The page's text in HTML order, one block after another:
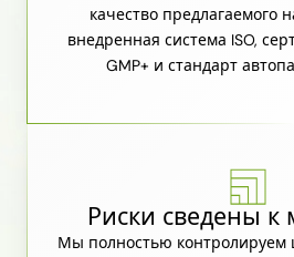
качество предлагаемого
внедренная система ISO,
GMP+ и стандарт
Риски сведены
Мы полностью контролируем